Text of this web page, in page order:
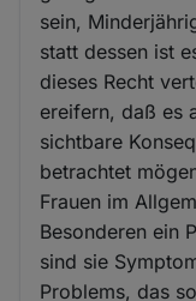
sein,
statt dessen ist
dieses Recht
ereifern, daß es
sichtbare
betrachtet
Frauen im
Besonderen ein
sind sie
Problems, das